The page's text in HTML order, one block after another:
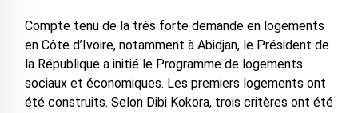
Compte tenu de la très forte demande en logements
en Côte d’Ivoire, notamment à Abidjan, le Président de
la République a initié le Programme de logements
sociaux et économiques. Les premiers logements ont
été construits. Selon Dibi Kokora, trois critères ont été